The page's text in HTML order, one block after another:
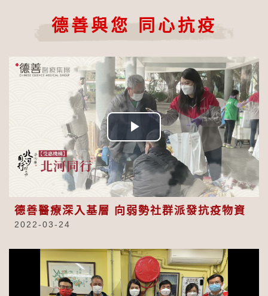
德善與您 同心抗疫
Play
Video
德善醫療深入基層 向弱勢社群派發抗疫物資
2022-03-24